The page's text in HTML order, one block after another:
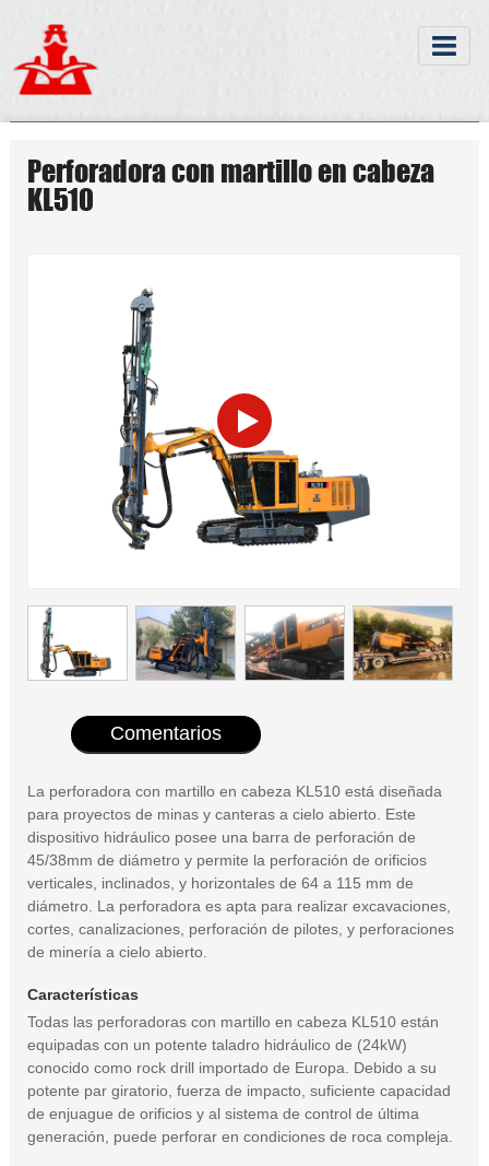
Perforadora con martillo en cabeza
KL510
Comentarios
La perforadora con martillo en cabeza KL510 está diseñada
para proyectos de minas y canteras a cielo abierto. Este
dispositivo hidráulico posee una barra de perforación de
45/38mm de diámetro y permite la perforación de orificios
verticales, inclinados, y horizontales de 64 a 115 mm de
diámetro. La perforadora es apta para realizar excavaciones,
cortes, canalizaciones, perforación de pilotes, y perforaciones
de minería a cielo abierto.
Características
Todas las perforadoras con martillo en cabeza KL510 están
equipadas con un potente taladro hidráulico de (24kW)
conocido como rock drill importado de Europa. Debido a su
potente par giratorio, fuerza de impacto, suficiente capacidad
de enjuague de orificios y al sistema de control de última
generación, puede perforar en condiciones de roca compleja.